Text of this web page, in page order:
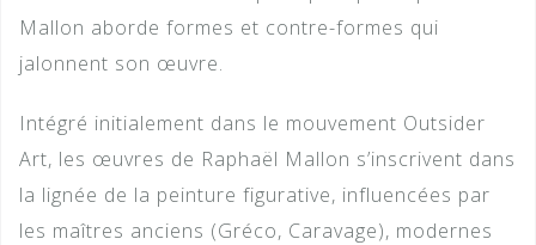
Mallon aborde formes et contre-formes qui
jalonnent son œuvre.
Intégré initialement dans le mouvement Outsider
Art, les œuvres de Raphaël Mallon s’inscrivent dans
la lignée de la peinture figurative, influencées par
les maîtres anciens (Gréco, Caravage), modernes